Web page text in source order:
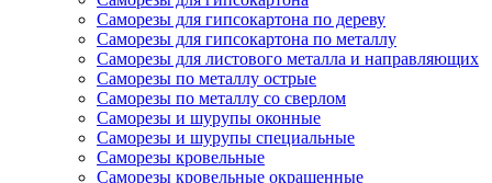
Саморезы для гипсокартона по дереву
Саморезы для гипсокартона по металлу
Саморезы для листового металла и направляющих
Саморезы по металлу острые
Саморезы по металлу со сверлом
Саморезы и шурупы оконные
Саморезы и шурупы специальные
Саморезы кровельные
Саморезы кровельные окрашенные